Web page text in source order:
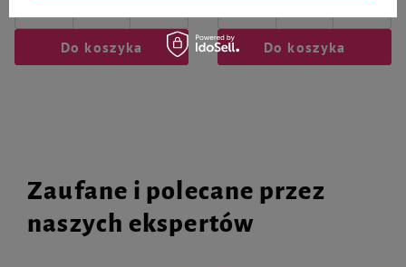
+
Do koszyka
+
Do koszyka
Zaufane i polecane przez
naszych ekspertów